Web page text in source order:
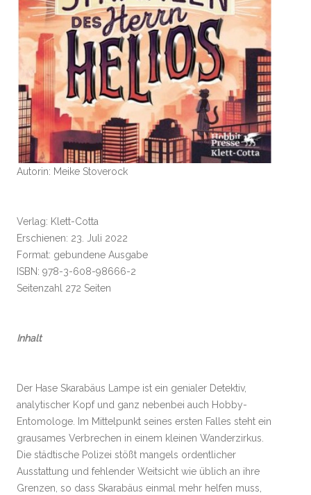
Autorin: Meike Stoverock
Verlag: Klett-Cotta
Erschienen: 23. Juli 2022
Format: gebundene Ausgabe
ISBN: 978-3-608-98666-2
Seitenzahl 272 Seiten
Inhalt
Der Hase Skarabäus Lampe ist ein genialer Detektiv,
analytischer Kopf und ganz nebenbei auch Hobby-
Entomologe. Im Mittelpunkt seines ersten Falles steht ein
grausames Verbrechen in einem kleinen Wanderzirkus.
Die städtische Polizei stößt mangels ordentlicher
Ausstattung und fehlender Weitsicht wie üblich an ihre
Grenzen, so dass Skarabäus einmal mehr helfen muss,